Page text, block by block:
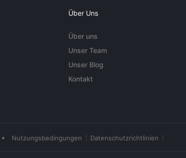
Über Uns
Über uns
Unser Team
Unser Blog
Kontakt
• Nutzungsbedingungen Datenschutzrichtlinien